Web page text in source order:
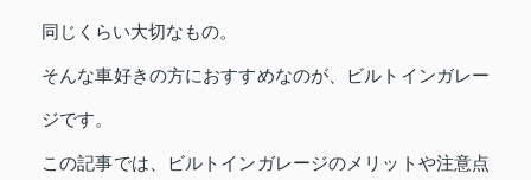
同じくらい大切なもの。
そんな車好きの方におすすめなのが、ビルトインガレー
ジです。
この記事では、ビルトインガレージのメリットや注意点